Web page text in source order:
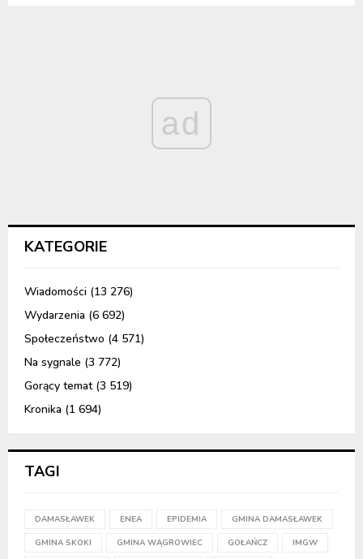
ad
KATEGORIE
Wiadomości (13 276)
Wydarzenia (6 692)
Społeczeństwo (4 571)
Na sygnale (3 772)
Gorący temat(3 519)
Kronika (1 694)
TAGI
DAMASŁAWEK ENEA EPIDEMIA GMINA DAMASŁAWEK
GMINA SKOKI GMINA WĄGROWIEC GOŁAŃCZ IMGW